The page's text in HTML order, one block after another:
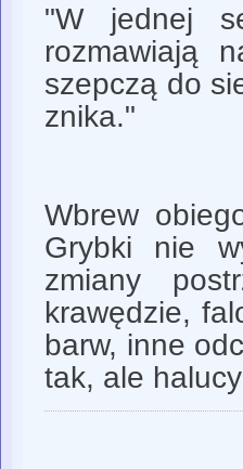
"W jednej
rozmawiają
szepczą do
znika."
Wbrew
Grybki nie
zmiany
krawędzie,
barw, inne
tak, ale